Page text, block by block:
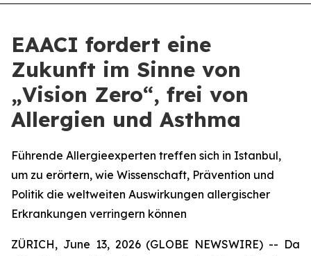
EAACI fordert eine
Zukunft im Sinne von
„Vision Zero“, frei von
Allergien und Asthma
Führende Allergieexperten treffen sich in Istanbul,
um zu erörtern, wie Wissenschaft, Prävention und
Politik die weltweiten Auswirkungen allergischer
Erkrankungen verringern können
ZÜRICH, June 13, 2026 (GLOBE NEWSWIRE) -- Da